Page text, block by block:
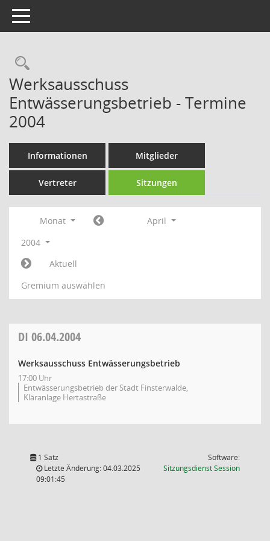
Toggle navigation
Rechercheauswahl
Werksausschuss
Entwässerungsbetrieb - Termine
2004
Informationen Mitglieder
Vertreter Sitzungen
Monat
April
2004
Aktuell
Gremium auswählen
DI 06.04.2004
Werksausschuss Entwässerungsbetrieb
17:00 Uhr
Entwässerungsbetrieb der Stadt Finsterwalde,
Kläranlage Hertastraße
1 Satz
Letzte Änderung: 04.03.2025
09:01:45
Software:
SitzungsdienstSession(Wird in